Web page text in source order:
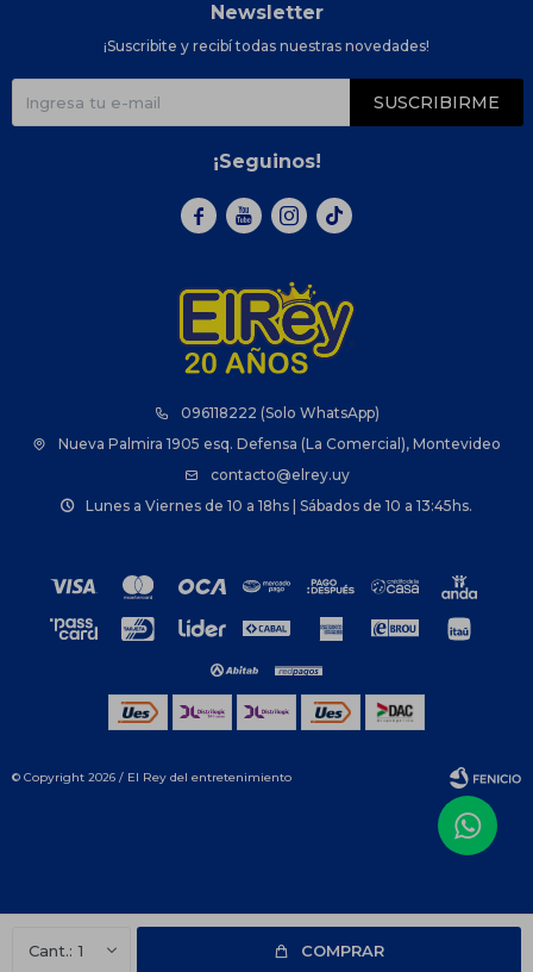
1 COMPRAR
096118222 (Solo WhatsApp)
Nueva Palmira 1905 esq. Defensa (La Comercial), Montevideo
contacto@elrey.uy
Lunes a Viernes de 10 a 18hs | Sábados de 10 a 13:45hs.
Newsletter
¡Suscribite y recibí todas nuestras novedades!
SUSCRIBIRME
¡Seguinos!
  
© Copyright 2026 / El Rey del entretenimiento